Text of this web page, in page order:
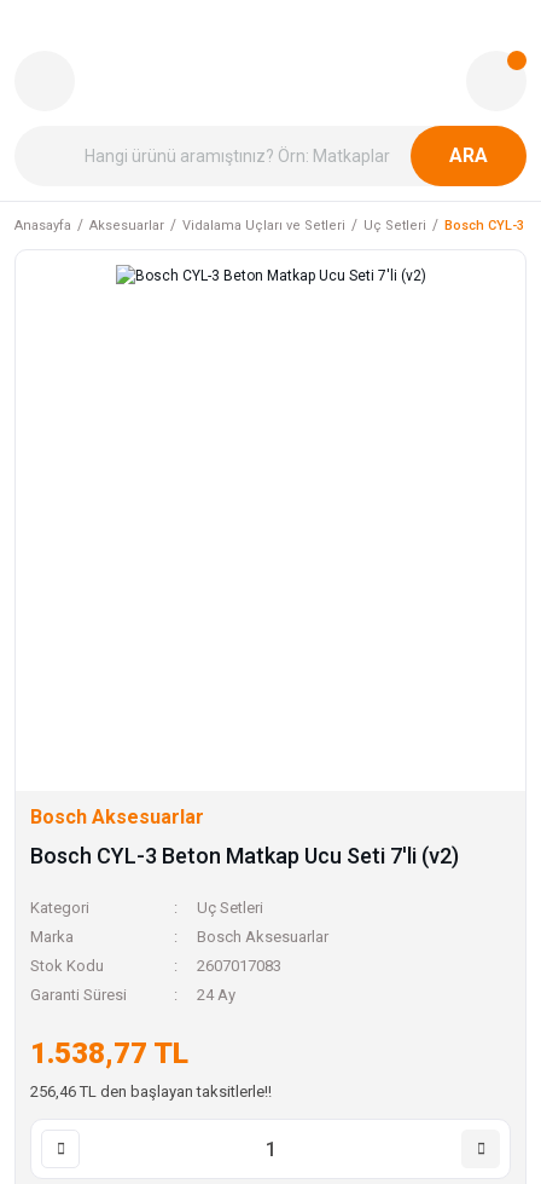
ARA
Anasayfa Aksesuarlar Vidalama Uçları ve Setleri Uç Setleri Bosch CYL-3
Bosch Aksesuarlar
Bosch CYL-3 Beton Matkap Ucu Seti 7'li (v2)
Kategori
Uç Setleri
Marka
Bosch Aksesuarlar
Stok Kodu
2607017083
Garanti Süresi
24 Ay
1.538,77 TL
256,46 TL den başlayan taksitlerle!!